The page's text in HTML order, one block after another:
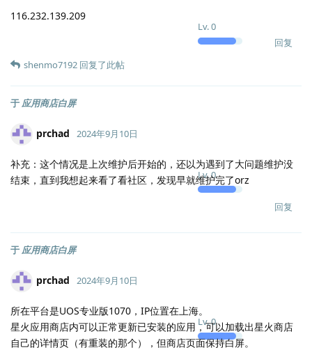
Lv.0
116.232.139.209
回复
shenmo7192 回复了此帖
于应用商店白屏
prchad
Lv.0
2024年9月10日
补充：这个情况是上次维护后开始的，还以为遇到了大问题维护没
结束，直到我想起来看了看社区，发现早就维护完了orz
回复
于应用商店白屏
prchad
Lv.0
2024年9月10日
所在平台是UOS专业版1070，IP位置在上海。
星火应用商店内可以正常更新已安装的应用，可以加载出星火商店
自己的详情页（有重装的那个），但商店页面保持白屏。